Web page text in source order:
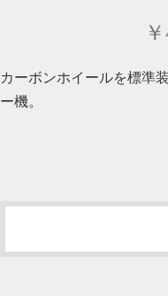
カーボンホイールを標準
ー機。